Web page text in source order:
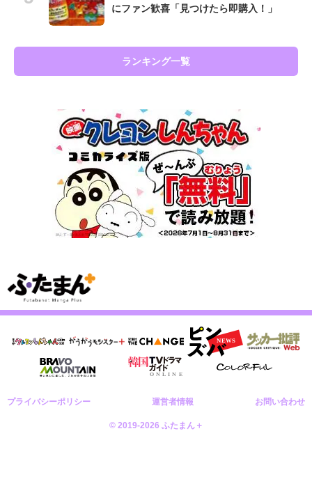
にファン歓喜「見つけたら即購入！」
ランキング一覧
プライバシーポリシー 運営者情報 お問い合わせ
© 2019-2026 ふたまん＋